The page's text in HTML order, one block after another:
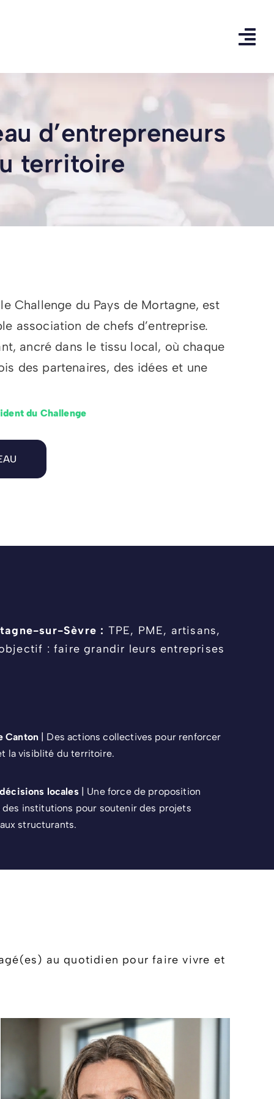
d’entrepreneurs
territoire
Challenge du Pays de Mortagne, est
association de chefs d’entreprise.
ancré dans le tissu local, où chaque
des partenaires, des idées et une
du Challenge
sur-Sèvre : TPE, PME, artisans,
: faire grandir leurs entreprises
Canton| Des actions collectives pour renforcer
la visiblité du territoire.
locales| Une force de proposition
des institutions pour soutenir des projets
structurants.
au quotidien pour faire vivre et